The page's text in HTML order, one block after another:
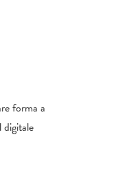
forma a
digitale